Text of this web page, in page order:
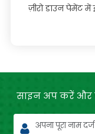
ज़ीरो डाउन पेमेंट
साइन अप करें और